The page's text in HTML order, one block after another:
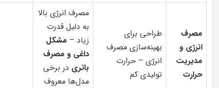
مصرف
انرژی و
مدیریت
حرارت
طراحی برای
بهینه‌سازی مصرف
انرژی – حرارت
تولیدی کم
مصرف انرژی بالا
به دلیل قدرت
زیاد – مشکل
داغی و مصرف
باتری در برخی
مدل‌ها معروف